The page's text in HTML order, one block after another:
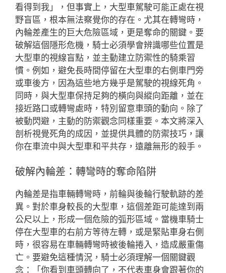
看得到我」，但事實上，大型車駕駛可能正處在視
野盲區，根本無法察覺你的存在。尤其在轉彎時，
內輪差產生的巨大危險區域，更是奪命的關鍵。要
破解這個隱形危機，騎士必須學會辨識哪些位置是
大型車的視線盲點，並主動建立防禦性的騎乘習
慣。例如，避免長時間停留在大型車的右側車門旁
或車後方，因為這些地方幾乎是駕駛的視線死角。
同時，與大型車保持足夠的橫向與縱向距離，並在
接近路口或轉彎處時，特別留意車頭的動向。除了
被動閃避，主動的防禦觀念同樣重要。本文將深入
剖析視覺死角的成因，並提供具體的防禦技巧，讓
你在車流中與大型車和平共存，遠離無形的殺手。
破解內輪差：轉彎時的奪命陷阱
內輪差是指車輛轉彎時，前輪與後輪行駛軌跡的差
異。對於車身較長的大型車，這個差距可能達到兩
公尺以上，形成一個危險的弧形區域。當機車騎士
停在大型車的右前方等待左轉，或是緊貼車身右側
時，很容易在車輛轉彎時被後輪捲入，造成嚴重傷
亡。要避免這種情況，騎士必須理解一個關鍵觀
念：「你看到車頭轉向了，不代表車身會跟著你的